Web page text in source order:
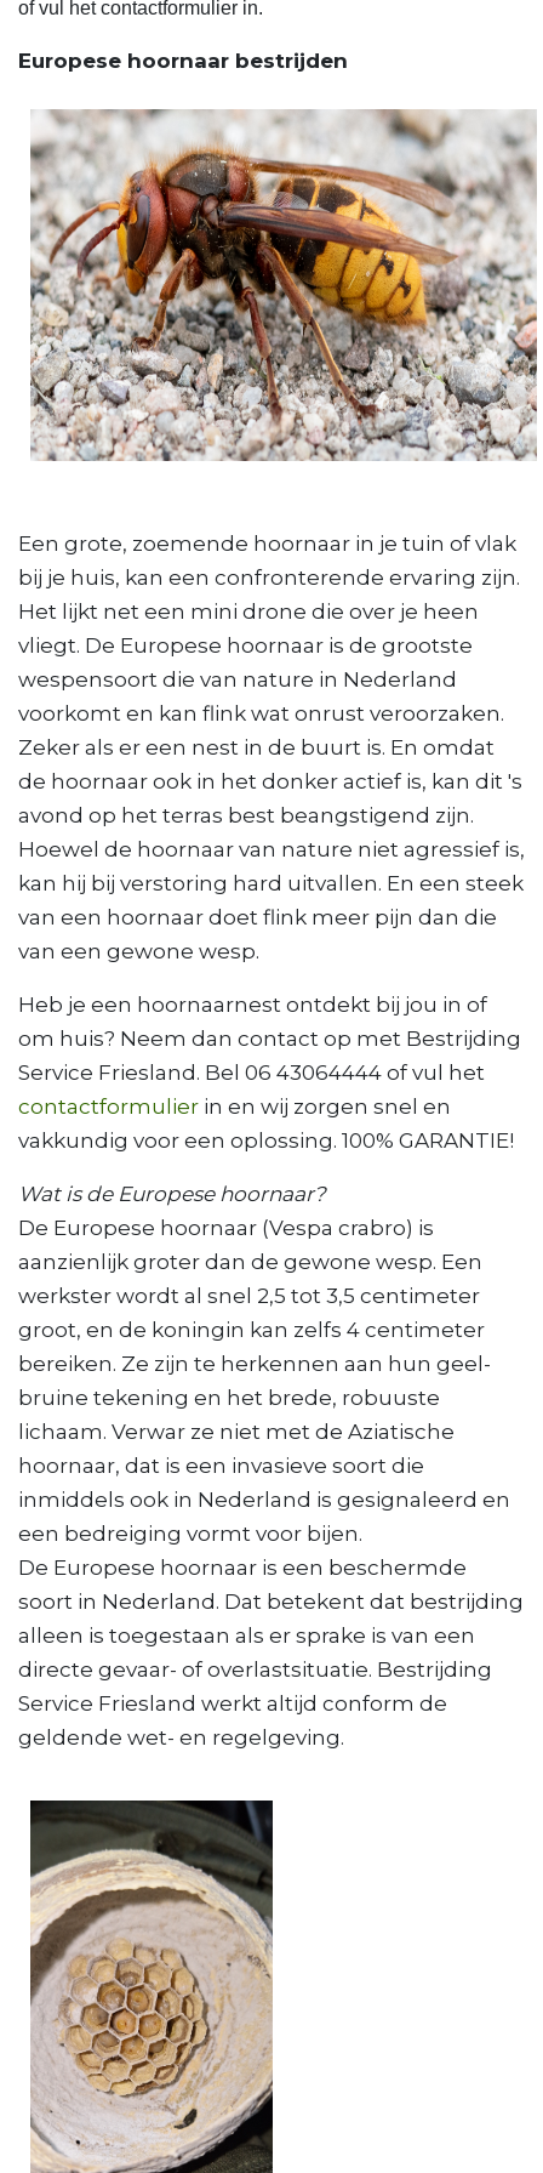
of vul het contactformulier in.
Europese hoornaar bestrijden
Een grote, zoemende hoornaar in je tuin of vlak
bij je huis, kan een confronterende ervaring zijn.
Het lijkt net een mini drone die over je heen
vliegt. De Europese hoornaar is de grootste
wespensoort die van nature in Nederland
voorkomt en kan flink wat onrust veroorzaken.
Zeker als er een nest in de buurt is. En omdat
de hoornaar ook in het donker actief is, kan dit 's
avond op het terras best beangstigend zijn.
Hoewel de hoornaar van nature niet agressief is,
kan hij bij verstoring hard uitvallen. En een steek
van een hoornaar doet flink meer pijn dan die
van een gewone wesp.
Heb je een hoornaarnest ontdekt bij jou in of
om huis? Neem dan contact op met Bestrijding
Service Friesland. Bel 06 43064444 of vul het
contactformulier in en wij zorgen snel en
vakkundig voor een oplossing. 100% GARANTIE!
Wat is de Europese hoornaar?
De Europese hoornaar (Vespa crabro) is
aanzienlijk groter dan de gewone wesp. Een
werkster wordt al snel 2,5 tot 3,5 centimeter
groot, en de koningin kan zelfs 4 centimeter
bereiken. Ze zijn te herkennen aan hun geel-
bruine tekening en het brede, robuuste
lichaam. Verwar ze niet met de Aziatische
hoornaar, dat is een invasieve soort die
inmiddels ook in Nederland is gesignaleerd en
een bedreiging vormt voor bijen.
De Europese hoornaar is een beschermde
soort in Nederland. Dat betekent dat bestrijding
alleen is toegestaan als er sprake is van een
directe gevaar- of overlastsituatie. Bestrijding
Service Friesland werkt altijd conform de
geldende wet- en regelgeving.